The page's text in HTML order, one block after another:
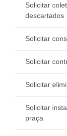
Solicitar
descartados
Solicitar
Solicitar
Solicitar
Solicitar
praça